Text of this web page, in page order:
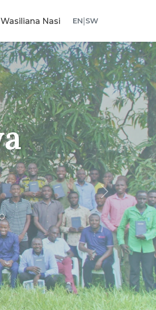
Wasiliana Nasi EN SW